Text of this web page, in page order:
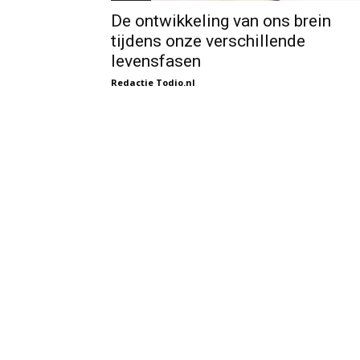
De ontwikkeling van ons brein
tijdens onze verschillende
levensfasen
Redactie Todio.nl